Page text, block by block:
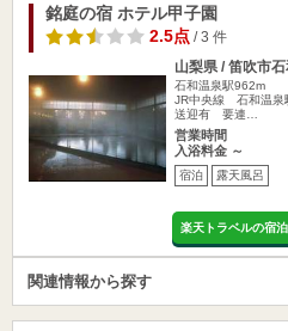
銘庭の宿 ホテル甲子園
2.5点/ 3 件
山梨県 / 笛吹市
石和温泉駅962m
JR中央線 石和温泉
送迎有 要連…
営業時間
入浴料金 ～
宿泊 露天風呂
楽天トラベルの宿
関連情報から探す